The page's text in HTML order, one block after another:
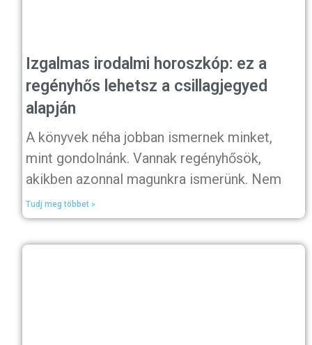
Izgalmas irodalmi horoszkóp: ez a
regényhős lehetsz a csillagjegyed
alapján
A könyvek néha jobban ismernek minket,
mint gondolnánk. Vannak regényhősök,
akikben azonnal magunkra ismerünk. Nem
Tudj meg többet »